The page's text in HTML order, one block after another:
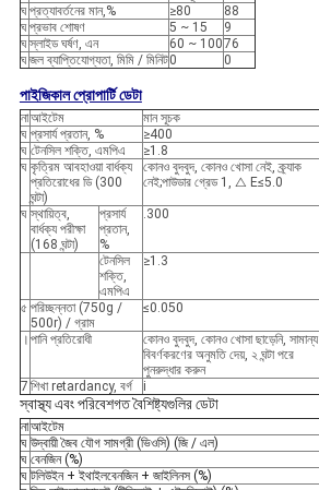
ঘ প্রত্যাবর্তনের মান,% ≥80
88
ঘ প্রভাব শোষণ 5 ~ 15
9
ঘ স্লাইড ঘর্ষণ, এন 60 ~ 10076
ঘ জল ব্যাপ্তিযোগ্যতা, মিমি / মিনিট0 0
পাইজিকাল প্রোপার্টি ডেটা
নাআইটেম মান সূচক
ঘ প্রসার্য প্রতান, % ≥400
ঘ টেনসিল শক্তি, এমপিএ ≥1.8
ঘ কৃত্রিম আবহাওয়া বার্ধক্য
প্রতিরোধের ডি (300
ঘন্টা)
কোনও বুদবুদ, কোনও খোসা নেই, ক্র্যাক
নেই;পাউডার গ্রেড 1, △ E≤5.0
ঘ স্থায়িত্ব,
বার্ধক্য পরীক্ষা
(168 ঘন্টা)
প্রসার্য
প্রতান,
%
.300
টেনসিল
শক্তি,
এমপিএ
≥1.3
৫ পরিচ্ছন্নতা (750g /
500r) / গ্রাম
≤0.050
। পানি প্রতিরোধী
কোনও বুদবুদ, কোনও খোসা ছাড়েনি, সামান্য
বিবর্ণকরণের অনুমতি দেয়, ২ ঘন্টা পরে
পুনরুদ্ধার করুন
7 শিখা retardancy, বর্গ ⅰ
স্বাস্থ্য এবং পরিবেশগত বৈশিষ্ট্যগুলির ডেটা
নাআইটেম
ঘ উদ্বায়ী জৈব যৌগ সামগ্রী (ভিওসি) (জি / এল)
ঘ বেনজিন (%)
ঘ টলিউইন + ইথাইলবেনজিন + জাইলিনস (%)